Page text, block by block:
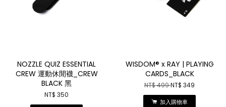
NOZZLE QUIZ ESSENTIAL
CREW 運動休閒襪_CREW
BLACK 黑
NT$ 350
WISDOM® x RAY | PLAYING
CARDS_BLACK
NT$ 499NT$ 349
加入購物車